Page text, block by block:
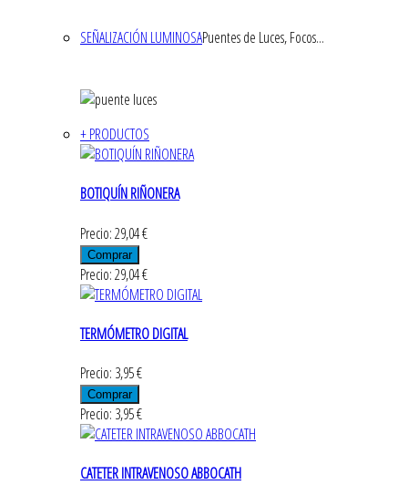
SEÑALIZACIÓN LUMINOSAPuentes de Luces, Focos...
+ PRODUCTOS
BOTIQUÍN RIÑONERA
Precio: 29,04 €
Precio: 29,04 €
TERMÓMETRO DIGITAL
Precio: 3,95 €
Precio: 3,95 €
CATETER INTRAVENOSO ABBOCATH